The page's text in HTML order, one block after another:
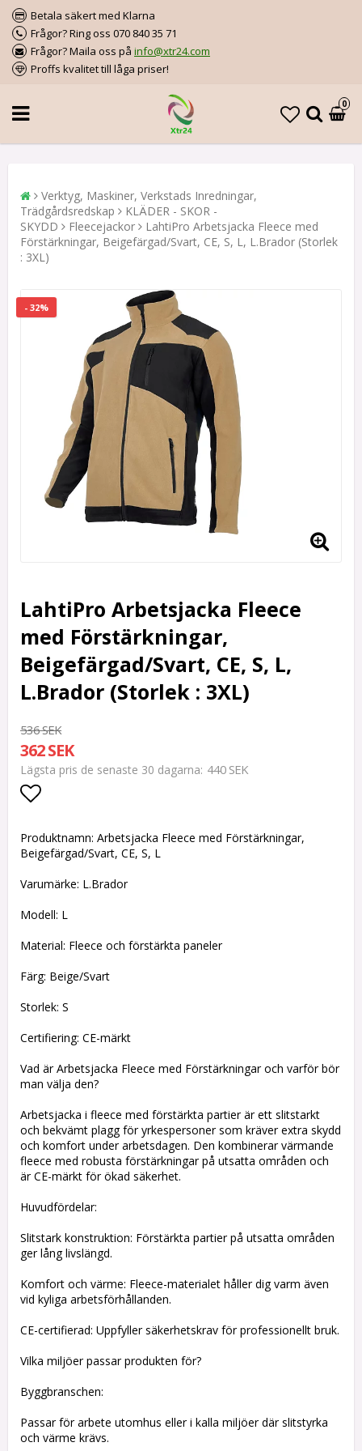
Betala säkert med Klarna
Frågor? Ring oss 070 840 35 71
Frågor? Maila oss på info@xtr24.com
Proffs kvalitet till låga priser!
0
Verktyg, Maskiner, Verkstads Inredningar,
Trädgårdsredskap
KLÄDER - SKOR -
SKYDD
Fleecejackor
LahtiPro Arbetsjacka Fleece med
Förstärkningar, Beigefärgad/Svart, CE, S, L, L.Brador (Storlek
: 3XL)
- 32%
LahtiPro Arbetsjacka Fleece
med Förstärkningar,
Beigefärgad/Svart, CE, S, L,
L.Brador (Storlek : 3XL)
536 SEK
362 SEK
Lägsta pris de senaste 30 dagarna 440 SEK
Produktnamn: Arbetsjacka Fleece med Förstärkningar,
Beigefärgad/Svart, CE, S, L
Varumärke: L.Brador
Modell: L
Material: Fleece och förstärkta paneler
Färg: Beige/Svart
Storlek: S
Certifiering: CE-märkt
Vad är Arbetsjacka Fleece med Förstärkningar och varför bör
man välja den?
Arbetsjacka i fleece med förstärkta partier är ett slitstarkt
och bekvämt plagg för yrkespersoner som kräver extra skydd
och komfort under arbetsdagen. Den kombinerar värmande
fleece med robusta förstärkningar på utsatta områden och
är CE-märkt för ökad säkerhet.
Huvudfördelar:
Slitstark konstruktion: Förstärkta partier på utsatta områden
ger lång livslängd.
Komfort och värme: Fleece-materialet håller dig varm även
vid kyliga arbetsförhållanden.
CE-certifierad: Uppfyller säkerhetskrav för professionellt bruk.
Vilka miljöer passar produkten för?
Byggbranschen:
Passar för arbete utomhus eller i kalla miljöer där slitstyrka
och värme krävs.